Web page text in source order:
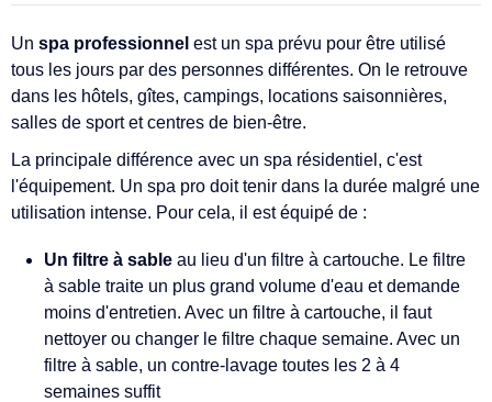
Un spa professionnel est un spa prévu pour être utilisé
tous les jours par des personnes différentes. On le retrouve
dans les hôtels, gîtes, campings, locations saisonnières,
salles de sport et centres de bien-être.
La principale différence avec un spa résidentiel, c'est
l'équipement. Un spa pro doit tenir dans la durée malgré une
utilisation intense. Pour cela, il est équipé de :
Un filtre à sable au lieu d'un filtre à cartouche. Le filtre
à sable traite un plus grand volume d'eau et demande
moins d'entretien. Avec un filtre à cartouche, il faut
nettoyer ou changer le filtre chaque semaine. Avec un
filtre à sable, un contre-lavage toutes les 2 à 4
semaines suffit